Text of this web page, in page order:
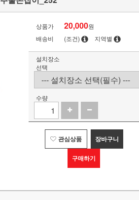
상품가 20,000원
배송비
(조건) 지역별
설치장소
선택
수량
관심상품 장바구니
구매하기